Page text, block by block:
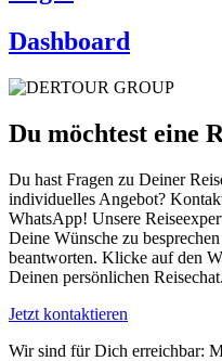
Dashboard
Du möchtest eine
Du hast Fragen zu Deiner
individuelles Angebot?
WhatsApp! Unsere
Deine Wünsche zu
beantworten. Klicke auf den
Deinen persönlichen Reisechat.
Jetzt kontaktieren
Wir sind für Dich erreichbar: